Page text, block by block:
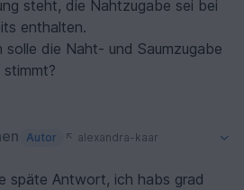
steht, die Nahtzugabe sei bei
enthalten.
die Naht- und Saumzugabe
Autor
alexandra-kaar
späte Antwort, ich habs grad